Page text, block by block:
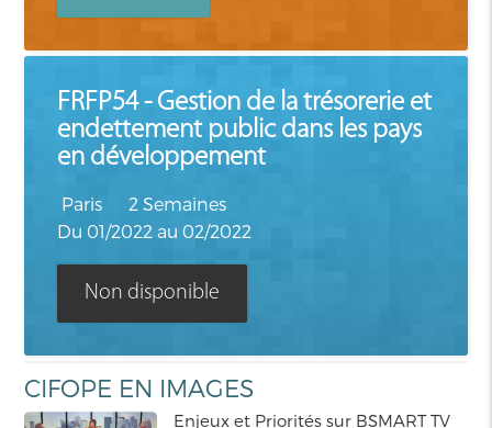
FRFP54 - Gestion de la trésorerie et
endettement public dans les pays
en développement
Paris
2 Semaines
Du 01/2022 au 02/2022
Non disponible
CIFOPE EN IMAGES
Enjeux et Priorités sur BSMART TV